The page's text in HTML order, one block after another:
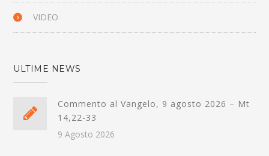
VIDEO
ULTIME NEWS
Commento al Vangelo, 9 agosto 2026 – Mt
14,22-33
9 Agosto 2026